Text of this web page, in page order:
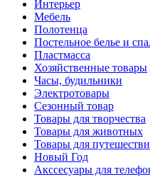
Интерьер
Мебель
Полотенца
Постельное белье и
Пластмасса
Хозяйственные товары
Часы, будильники
Электротовары
Сезонный товар
Товары для творчества
Товары для животных
Товары для
Новый Год
Акссесуары для